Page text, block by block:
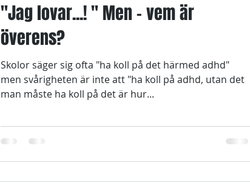
"Jag lovar...! " Men - vem är
överens?
Skolor säger sig ofta "ha koll på det härmed adhd"
men svårigheten är inte att "ha koll på adhd, utan det
man måste ha koll på det är hur...